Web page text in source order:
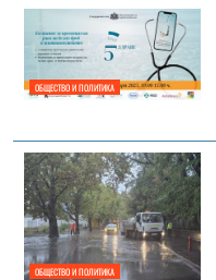
ОБЩЕСТВО И ПОЛИТИКА
ОБЩЕСТВО И ПОЛИТИКА